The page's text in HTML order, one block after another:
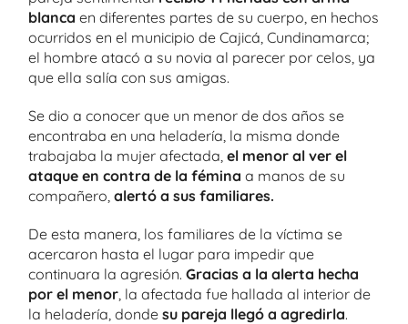
blanca en diferentes partes de su cuerpo, en hechos
ocurridos en el municipio de Cajicá, Cundinamarca;
el hombre atacó a su novia al parecer por celos, ya
que ella salía con sus amigas.
Se dio a conocer que un menor de dos años se
encontraba en una heladería, la misma donde
trabajaba la mujer afectada, el menor al ver el
ataque en contra de la fémina a manos de su
compañero, alertó a sus familiares.
De esta manera, los familiares de la víctima se
acercaron hasta el lugar para impedir que
continuara la agresión. Gracias a la alerta hecha
por el menor , la afectada fue hallada al interior de
la heladería, donde su pareja llegó a agredirla.